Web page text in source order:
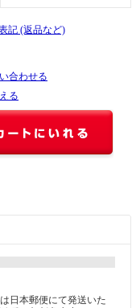
記 (返品など)
合わせる
る
日本郵便にて発送いた